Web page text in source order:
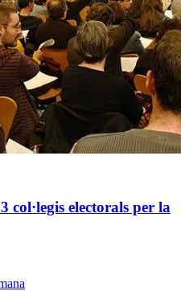
col·legis electorals per la